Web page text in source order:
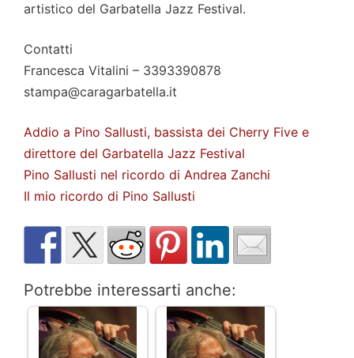
artistico del Garbatella Jazz Festival.
Contatti
Francesca Vitalini – 3393390878
stampa@caragarbatella.it
Addio a Pino Sallusti, bassista dei Cherry Five e
direttore del Garbatella Jazz Festival
Pino Sallusti nel ricordo di Andrea Zanchi
Il mio ricordo di Pino Sallusti
Potrebbe interessarti anche: